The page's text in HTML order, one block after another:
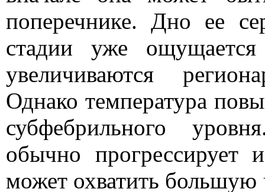
поперечнике. Дно ее
стадии уже
увеличиваются
Однако температура
субфебрильного
обычно
может охватить